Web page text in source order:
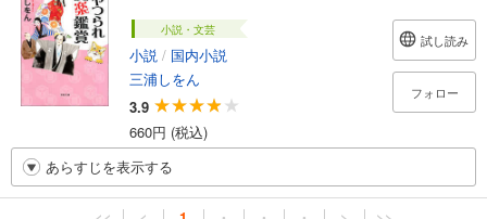
小説・文芸
小説 / 国内小説
三浦しをん
3.9
660円 (税込)
試し読み
フォロー
あらすじを表示する